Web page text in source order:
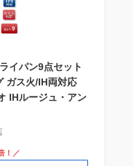
イパン9点セット
ガス火/IH両対応
IHルージュ・アン
！／